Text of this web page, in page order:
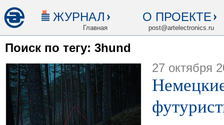
ЖУРНАЛ
Главная
О ПРОЕКТЕ
post@artelectronics.ru
Поиск по тегу: 3hund
27 октября